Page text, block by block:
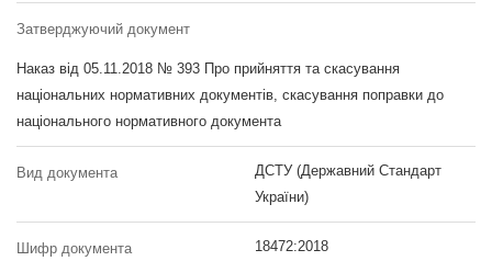
Затверджуючий документ
Наказ від 05.11.2018 № 393 Про прийняття та скасування
національних нормативних документів, скасування поправки до
національного нормативного документа
Вид документа
ДСТУ (Державний Стандарт
України)
Шифр документа 18472:2018